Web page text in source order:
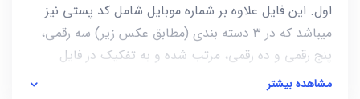
اول. این فایل علاوه بر شماره موبایل شامل کد پستی نیز
میباشد که در 3 دسته بندی (مطابق عکس زیر) سه رقمی،
پنج رقمی و ده رقمی، مرتب شده و به تفکیک در فایل
دانلودی قرار گرفته است.
مشاهده بیشتر